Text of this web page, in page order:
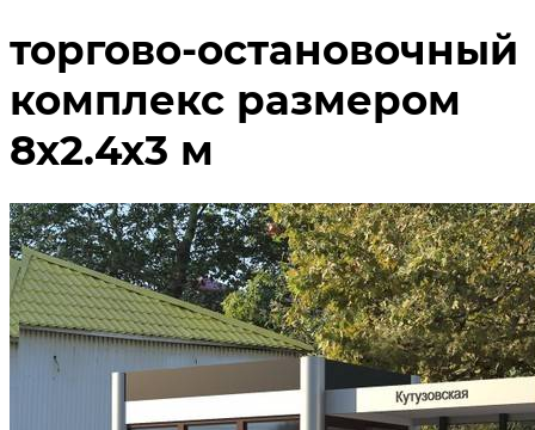
торгово-остановочный
комплекс размером
8х2.4х3 м